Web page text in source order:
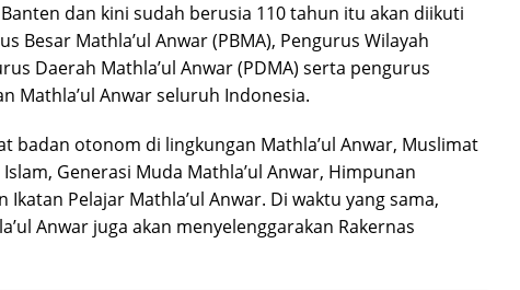
dan kini sudah berusia 110 tahun itu akan diikuti
Besar Mathla’ul Anwar (PBMA), Pengurus Wilayah
Daerah Mathla’ul Anwar (PDMA) serta pengurus
Mathla’ul Anwar seluruh Indonesia.
badan otonom di lingkungan Mathla’ul Anwar, Muslimat
Generasi Muda Mathla’ul Anwar, Himpunan
Ikatan Pelajar Mathla’ul Anwar. Di waktu yang sama,
Anwar juga akan menyelenggarakan Rakernas